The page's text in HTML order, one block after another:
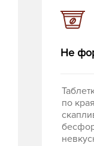
Не
по